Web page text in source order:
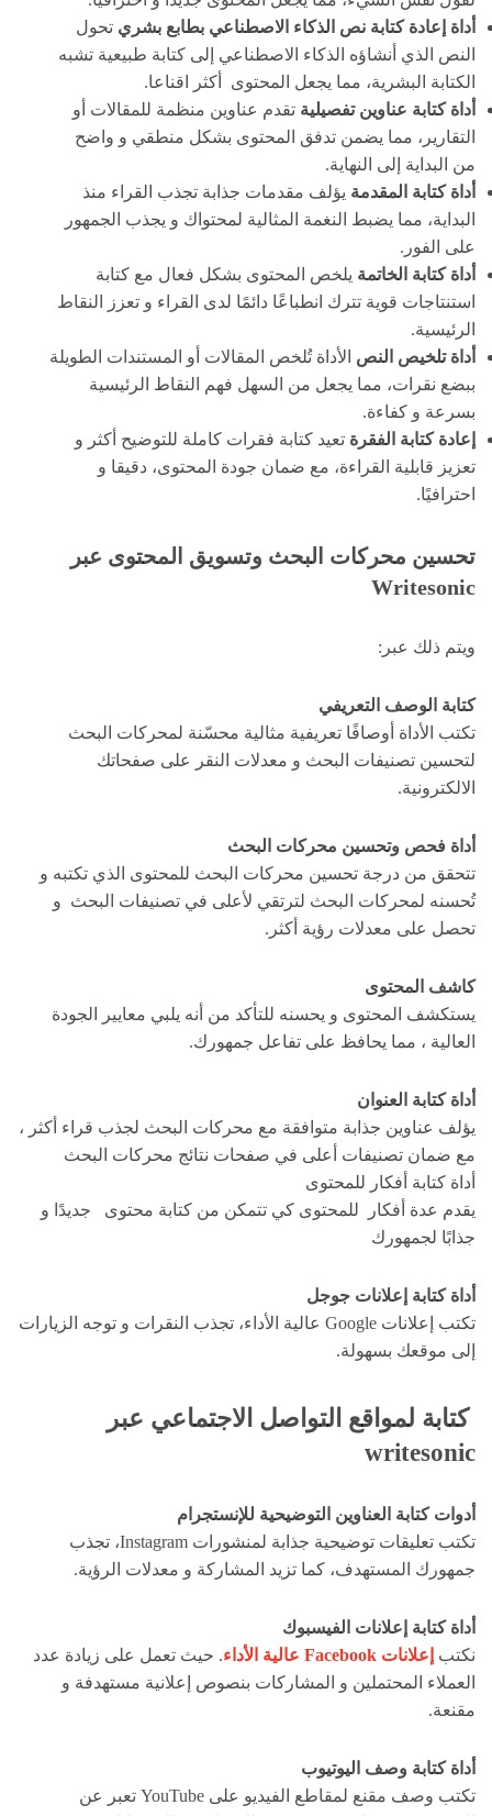
أداة إعادة كتابة نص الذكاء الاصطناعي بطابع بشري تحول
النص الذي أنشاؤه الذكاء الاصطناعي إلى كتابة طبيعية تشبه
الكتابة البشرية، مما يجعل المحتوى أكثر اقناعا.
أداة كتابة عناوين تفصيلية تقدم عناوين منظمة للمقالات أو
التقارير، مما يضمن تدفق المحتوى بشكل منطقي و واضح
من البداية إلى النهاية.
أداة كتابة المقدمة يؤلف مقدمات جذابة تجذب القراء منذ
البداية، مما يضبط النغمة المثالية لمحتواك و يجذب الجمهور
على الفور.
أداة كتابة الخاتمة يلخص المحتوى بشكل فعال مع كتابة
استنتاجات قوية تترك انطباعًا دائمًا لدى القراء و تعزز النقاط
الرئيسية.
أداة تلخيص النص الأداة تُلخص المقالات أو المستندات الطويلة
ببضع نقرات، مما يجعل من السهل فهم النقاط الرئيسية
بسرعة و كفاءة.
إعادة كتابة الفقرة تعيد كتابة فقرات كاملة للتوضيح أكثر و
تعزيز قابلية القراءة، مع ضمان جودة المحتوى، دقيقا و
احترافيًا.
تحسين محركات البحث وتسويق المحتوى عبر
Writesonic
ويتم ذلك عبر:
كتابة الوصف التعريفي
تكتب الأداة أوصافًا تعريفية مثالية محسّنة لمحركات البحث
لتحسين تصنيفات البحث و معدلات النقر على صفحاتك
الالكترونية.
أداة فحص وتحسين محركات البحث
تتحقق من درجة تحسين محركات البحث للمحتوى الذي تكتبه و
تُحسنه لمحركات البحث لترتقي لأعلى في تصنيفات البحث و
تحصل على معدلات رؤية أكثر.
كاشف المحتوى
يستكشف المحتوى و يحسنه للتأكد من أنه يلبي معايير الجودة
العالية ، مما يحافظ على تفاعل جمهورك.
أداة كتابة العنوان
يؤلف عناوين جذابة متوافقة مع محركات البحث لجذب قراء أكثر ،
مع ضمان تصنيفات أعلى في صفحات نتائج محركات البحث
أداة كتابة أفكار للمحتوى
يقدم عدة أفكار للمحتوى كي تتمكن من كتابة محتوى جديدًا و
جذابًا لجمهورك
أداة كتابة إعلانات جوجل
تكتب إعلانات Google عالية الأداء، تجذب النقرات و توجه الزيارات
إلى موقعك بسهولة.
كتابة لمواقع التواصل الاجتماعي عبر
writesonic
أدوات كتابة العناوين التوضيحية للإنستجرام
تكتب تعليقات توضيحية جذابة لمنشورات Instagram، تجذب
جمهورك المستهدف، كما تزيد المشاركة و معدلات الرؤية.
أداة كتابة إعلانات الفيسبوك
نكتب إعلانات Facebook عالية الأداء
. حيث تعمل على زيادة عدد
العملاء المحتملين و المشاركات بنصوص إعلانية مستهدفة و
مقنعة.
أداة كتابة وصف اليوتيوب
تكتب وصف مقنع لمقاطع الفيديو على YouTube تعبر عن